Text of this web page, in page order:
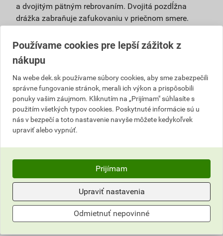
a dvojitým pätným rebrovaním. Dvojitá pozdĺžna
drážka zabraňuje zafukovaniu v priečnom smere.
zafukovaniu v pozdĺžnom smere. Betónová strešná
škridla pristane každej streche – naša betónová
škridla je elegantná a pritom vysoko účelná.
Vyrábame ju osvedčenými technológiami, dosahuje
prvotriednu kvalitu. O tom svedčí vzrastajúci záujem
realizačných firiem, ale aj projektantov aj koncových
užívateľov o naše výrobky, ktorý nás pasuje do úlohy
jedného z najväčších výrobcov krytiny v ČR. Výhody:
Férová krytina s dlhou životnosťou: Poskytujeme
50 rokov záruku na krytinu, 15 rokov na strešný
systém. U nás všetky podmienky záruky nájdete
prehľadne a jednoducho v Záručnom liste.
Odolá každému počasiu: Svojou robustnosťou
pomáha zachytávať teplo a počas zimy
regulovať teplotu v interiéri. V podkroví vám
Používame cookies pre lepší zážitok z
nákupu
Na webe dek.sk používame súbory cookies, aby sme zabezpečili
správne fungovanie stránok, merali ich výkon a prispôsobili
ponuky vašim záujmom. Kliknutím na „Prijímam" súhlasíte s
použitím všetkých typov cookies. Poskytnuté informácie sú u
nás v bezpečí a toto nastavenie navyše môžete kedykoľvek
upraviť alebo vypnúť.
Prijímam
Upraviť nastavenia
Odmietnuť nepovinné